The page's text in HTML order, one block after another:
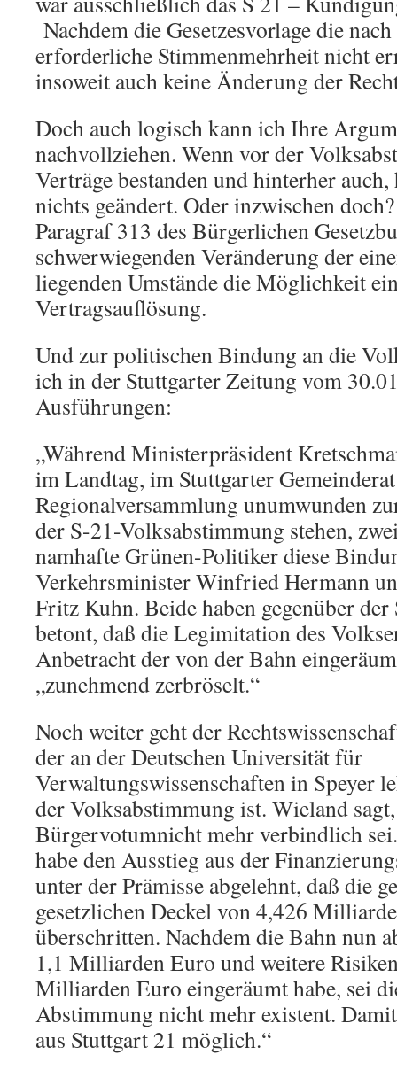
Nachdem die Gesetzesvorlage die
erforderliche Stimmenmehrheit nicht
insoweit auch keine Änderung der
Doch auch logisch kann ich Ihre
nachvollziehen. Wenn vor der
Verträge bestanden und hinterher
nichts geändert. Oder inzwischen
Paragraf 313 des Bürgerlichen
schwerwiegenden Veränderung der
liegenden Umstände die Möglichkeit
Vertragsauflösung.
Und zur politischen Bindung an die
ich in der Stuttgarter Zeitung vom
Ausführungen:
„Während Ministerpräsident
im Landtag, im Stuttgarter
Regionalversammlung unumwunden
der S-21-Volksabstimmung stehen,
namhafte Grünen-Politiker diese
Verkehrsminister Winfried Hermann
Fritz Kuhn. Beide haben gegenüber
betont, daß die Legimitation des
Anbetracht der von der Bahn
„zunehmend zerbröselt.“
Noch weiter geht der
der an der Deutschen Universität für
Verwaltungswissenschaften in Speyer
der Volksabstimmung ist. Wieland
Bürgervotumnicht mehr verbindlich
habe den Ausstieg aus der
unter der Prämisse abgelehnt, daß die
gesetzlichen Deckel von 4,426
überschritten. Nachdem die Bahn nun
1,1 Milliarden Euro und weitere
Milliarden Euro eingeräumt habe, sei
Abstimmung nicht mehr existent.
aus Stuttgart 21 möglich.“